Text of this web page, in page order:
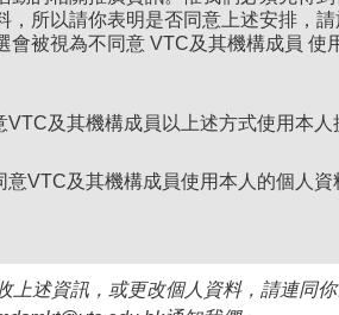
，所以請你表明是否同意上述安排，
會被視為不同意 VTC及其機構成員 使
VTC及其機構成員以上述方式使用本
意VTC及其機構成員使用本人的個人
上述資訊，或更改個人資料，請連同